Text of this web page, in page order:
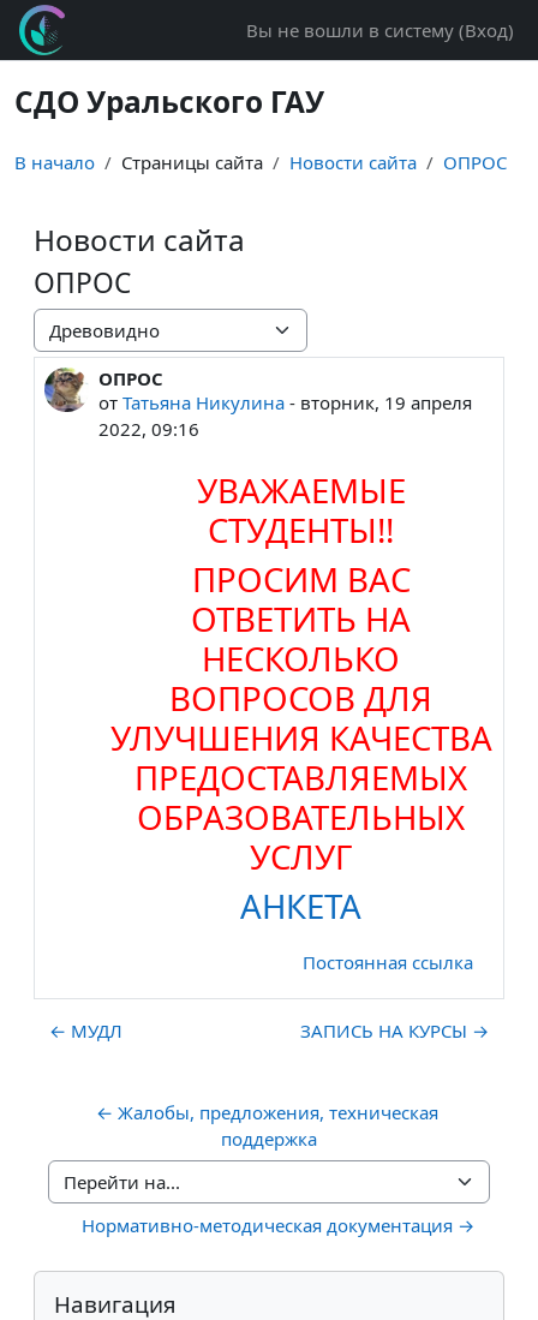
Перейти к основному содержанию
Вы не вошли в систему (Вход)
СДО Уральского ГАУ
В начало Страницы сайта Новости сайта ОПРОС
Новости сайта
ОПРОС
Режим отображения
ОПРОС
отТатьяна Никулина - вторник, 19 апреля
2022, 09:16
Количество ответов: 0
УВАЖАЕМЫЕ
СТУДЕНТЫ!!
ПРОСИМ ВАС
ОТВЕТИТЬ НА
НЕСКОЛЬКО
ВОПРОСОВ ДЛЯ
УЛУЧШЕНИЯ КАЧЕСТВА
ПРЕДОСТАВЛЯЕМЫХ
ОБРАЗОВАТЕЛЬНЫХ
УСЛУГ
АНКЕТА
Постоянная ссылка
← МУДЛ ЗАПИСЬ НА КУРСЫ →
← Жалобы, предложения, техническая
поддержка
Перейти на...
Нормативно-методическая документация →
Блоки
Пропустить Навигация
Навигация